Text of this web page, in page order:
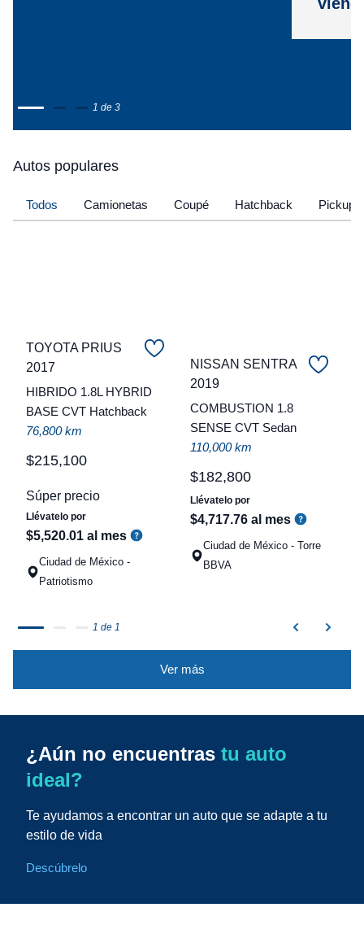
1 de 3
Autos populares
Todos Camionetas Coupé Hatchback Pickup
TOYOTA PRIUS
2017
HIBRIDO 1.8L HYBRID
BASE CVT Hatchback
76,800 km
$215,100
Súper precio
Llévatelo por
$5,520.01 al mes
Ciudad de México -
Patriotismo
NISSAN SENTRA
2019
COMBUSTION 1.8
SENSE CVT Sedan
110,000 km
$182,800
Llévatelo por
$4,717.76 al mes
Ciudad de México - Torre
BBVA
1 de 1
Ver más
¿Aún no encuentras tu auto
ideal?
Te ayudamos a encontrar un auto que se adapte a tu
estilo de vida
Descúbrelo